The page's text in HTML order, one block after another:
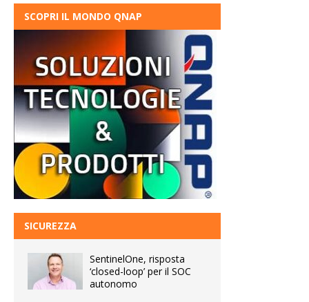
SCOPRI IL MONDO QNAP
SICUREZZA
SentinelOne, risposta
‘closed-loop’ per il SOC
autonomo